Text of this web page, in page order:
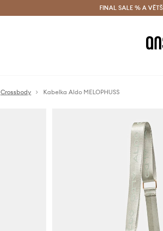
Doručení a vrácení zdarma (od 1800 Kč)
FINAL SALE % A
Crossbody Kabelka Aldo MELOPHUSS